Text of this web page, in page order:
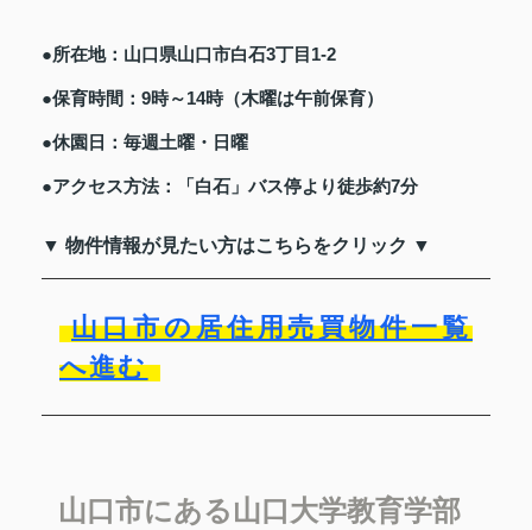
●所在地：山口県山口市白石3丁目1-2
●保育時間：9時～14時（木曜は午前保育）
●休園日：毎週土曜・日曜
●アクセス方法：「白石」バス停より徒歩約7分
▼ 物件情報が見たい方はこちらをクリック ▼
山口市の居住用売買物件一覧
へ進む
山口市にある山口大学教育学部